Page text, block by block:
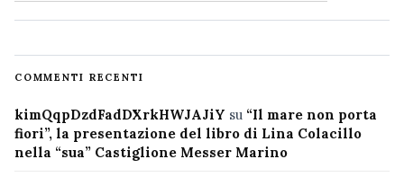
COMMENTI RECENTI
kimQqpDzdFadDXrkHWJAJiY su “Il mare non porta
fiori”, la presentazione del libro di Lina Colacillo
nella “sua” Castiglione Messer Marino